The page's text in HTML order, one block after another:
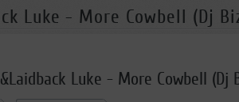
Luke - More Cowbell (Dj
Luke - More Cowbell (Dj